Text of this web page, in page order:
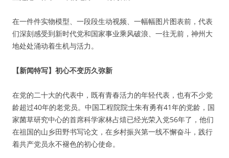
在一件件实物模型、一段段生动视频、一幅幅图片图表前，代表
们深刻感受到新时代党和国家事业乘风破浪、一往无前，神州大
地处处涌动着生机与活力。
【新闻特写】初心不变历久弥新
在党的二十大的代表中，既有青春活力的年轻代表，也有不少党
龄超过40年的老党员。中国工程院院士朱有勇有41年的党龄，国
家菌草研究中心的首席科学家林占熺已经光荣入党56年了，他们
在祖国的山乡田野书写论文，在乡村振兴第一线不懈奋斗，践行
着共产党员永不褪色的初心使命。